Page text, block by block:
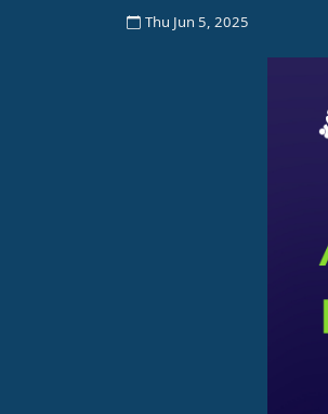
Thu Jun 5, 2025